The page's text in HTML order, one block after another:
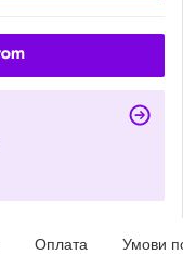
Оплата Умови